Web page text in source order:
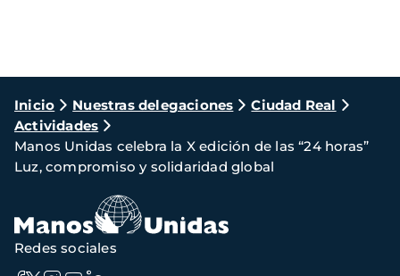
Ruta
de
navegación
Inicio Nuestras delegaciones
Ciudad Real
Actividades
Manos Unidas celebra la X edición de las “24 horas”
Luz, compromiso y solidaridad global
Redes sociales